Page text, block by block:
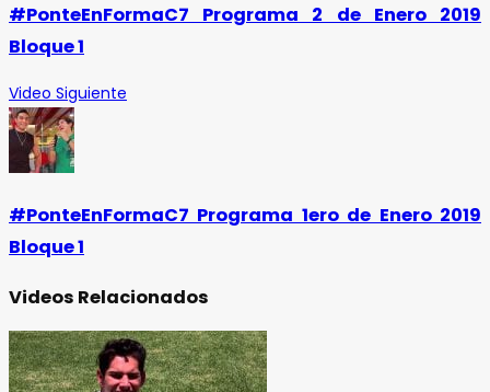
#PonteEnFormaC7 Programa 2 de Enero 2019
Bloque 1
Video Siguiente
#PonteEnFormaC7 Programa 1ero de Enero 2019
Bloque 1
Videos Relacionados